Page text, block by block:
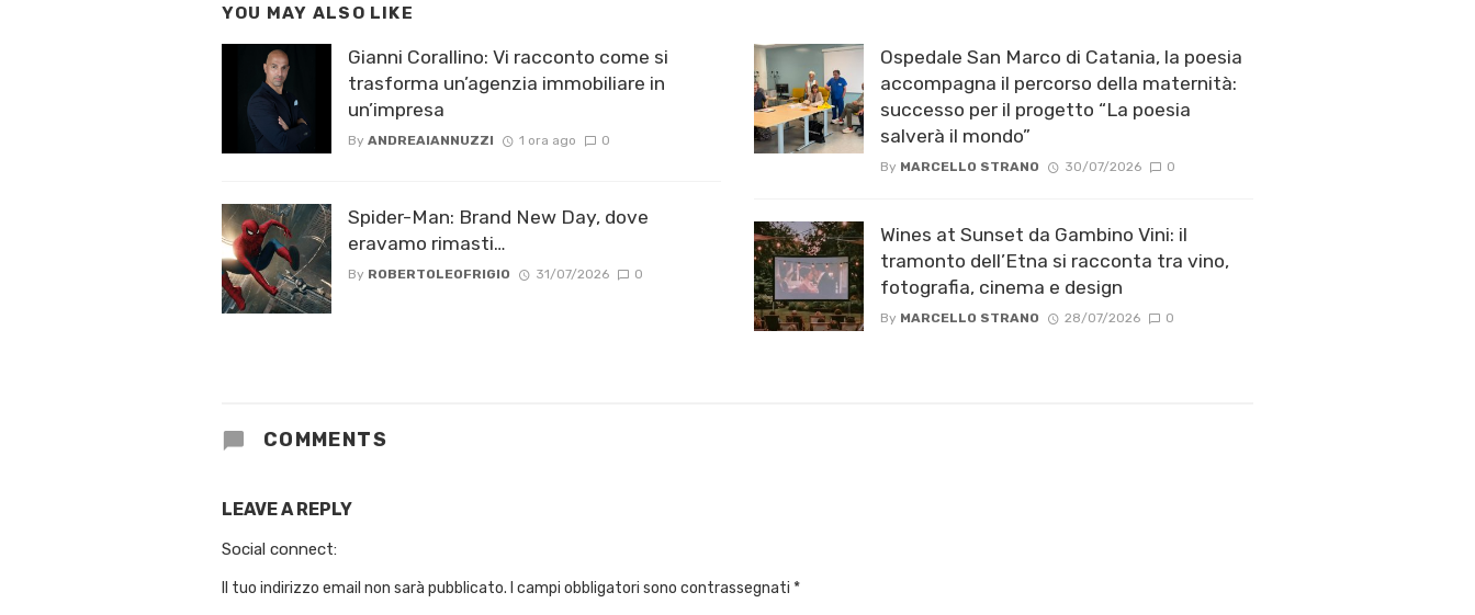
YOU MAY ALSO LIKE
Gianni Corallino: Vi racconto come si
trasforma un’agenzia immobiliare in
un’impresa
By ANDREAIANNUZZI 1 ora ago 0
Spider-Man: Brand New Day, dove
eravamo rimasti…
By ROBERTOLEOFRIGIO 31/07/2026 0
Ospedale San Marco di Catania, la poesia
accompagna il percorso della maternità:
successo per il progetto “La poesia
salverà il mondo”
By MARCELLO STRANO 30/07/2026 0
Wines at Sunset da Gambino Vini: il
tramonto dell’Etna si racconta tra vino,
fotografia, cinema e design
By MARCELLO STRANO 28/07/2026 0
COMMENTS
LEAVE A REPLY
Social connect:
Il tuo indirizzo email non sarà pubblicato. I campi obbligatori sono contrassegnati *